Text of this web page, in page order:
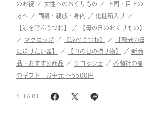
のお祝 ／ 女性へのおくりもの ／
上司・目上の
方へ ／ 両親・親戚・身内 ／ 化粧箱入り
／
【涼を呼ぶうつわ】
／
【母の日のおくりもの】
／ マグカップ ／ 【涼のうつわ】 ／
【敬老の日
に送りたい器】
／ 【母の日の贈り物】 ／ 新商
品・おすすめ商品 ／ クロッシェ ／ 香蘭社の夏
のギフト お中元 〜5500円
SHARE